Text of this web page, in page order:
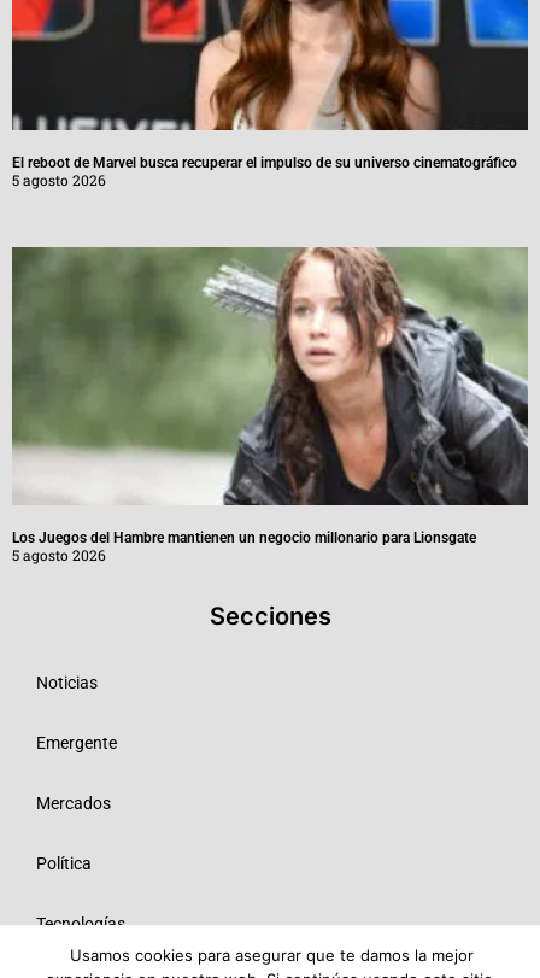
El reboot de Marvel busca recuperar el impulso de su universo cinematográfico
5 agosto 2026
Los Juegos del Hambre mantienen un negocio millonario para Lionsgate
5 agosto 2026
Secciones
Noticias
Emergente
Mercados
Política
Tecnologías
Usamos cookies para asegurar que te damos la mejor